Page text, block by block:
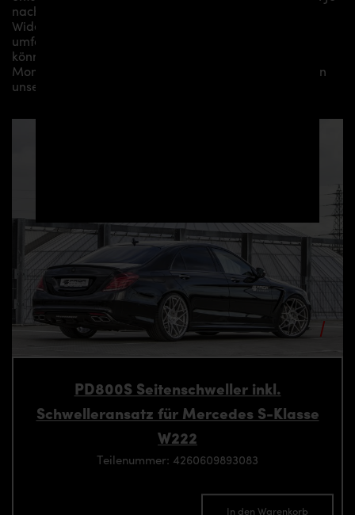
nach Aerodynamikpaket/
Widebodykit können kleine bis hin zu sehr
umfangreichen Montagearbeiten anfallen. Gerne
können wir Ihnen je nach Region eine professionelle
Montage in unserem Haus anbieten oder Sie an einen
unserer Vertriebs- und Montagepartner vermitteln.
PD800S Seitenschweller inkl.
Schwelleransatz für Mercedes S-Klasse
W222
Teilenummer: 4260609893083
In den Warenkorb